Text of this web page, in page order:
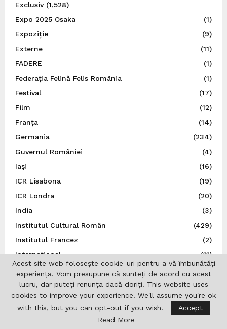
Exclusiv(1,528)
Expo 2025 Osaka
(1)
Expoziție
(9)
Externe
(11)
FADERE
(1)
Federația Felină Felis România
(1)
Festival
(17)
Film
(12)
Franța
(14)
Germania
(234)
Guvernul României
(4)
Iaşi
(16)
ICR Lisabona
(19)
ICR Londra
(20)
India
(3)
Institutul Cultural Român
(429)
Institutul Francez
(2)
Internațional
(11)
Israel
(18)
Istorie
(43)
(79)
Acest site web folosește cookie-uri pentru a vă îmbunătăți
experiența. Vom presupune că sunteți de acord cu acest
lucru, dar puteți renunța dacă doriți. This website uses
cookies to improve your experience. We'll assume you're ok
with this, but you can opt-out if you wish.
Accept
Read More